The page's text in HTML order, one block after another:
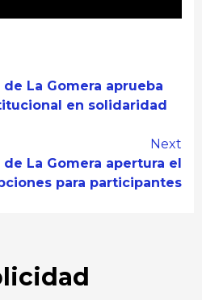
La Gomera aprueba
en solidaridad
Next
de La Gomera apertura el
para participantes